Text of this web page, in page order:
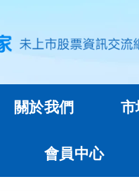
關於我們 市
會員中心